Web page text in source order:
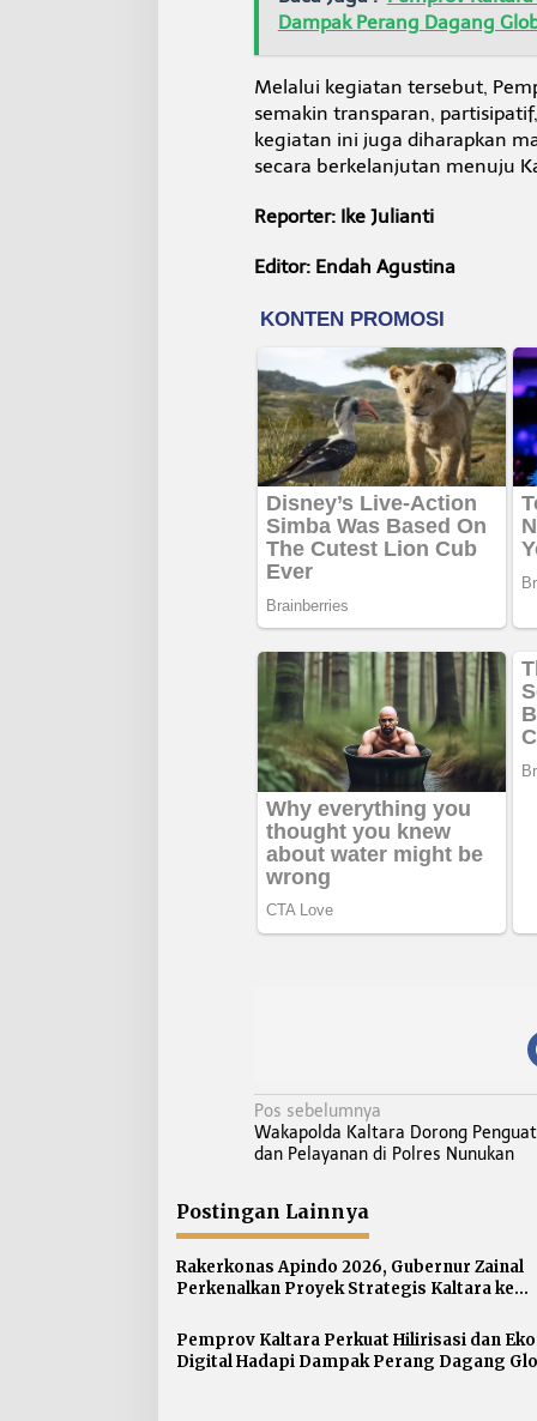
Dampak Perang Dagang
Melalui kegiatan tersebut,
semakin transparan,
kegiatan ini juga diharapkan
secara berkelanjutan menuju
Reporter: Ike Julianti
Editor: Endah Agustina
N
a
i
g
a
s
p
o
Pos sebelumnya
Wakapolda Kaltara Dorong
dan Pelayanan di Polres Nunukan
Postingan Lainnya
Rakerkonas Apindo 2026, Gubernur Zainal
Perkenalkan Proyek Strategis Kaltara ke
Pemprov Kaltara Perkuat Hilirisasi dan
Digital Hadapi Dampak Perang Dagang